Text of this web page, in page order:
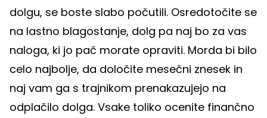
dolgu, se boste slabo počutili. Osredotočite se
na lastno blagostanje, dolg pa naj bo za vas
naloga, ki jo pač morate opraviti. Morda bi bilo
celo najbolje, da določite mesečni znesek in
naj vam ga s trajnikom prenakazujejo na
odplačilo dolga. Vsake toliko ocenite finančno